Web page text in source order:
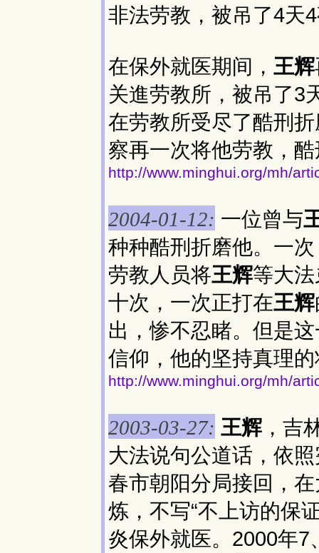
非法劳教，被吊了4天
在保外就医期间， 王辉
关進劳教所，被吊了3
在劳教所受尽了酷刑
察再一次将他劳教，
http://www.minghui.org/mh/
2004-01-12: 一位曾与
种种酷刑折磨他。一
劳教人员将王辉等大
十次，一次正打在王辉
出，惨不忍睹。但是
信仰，他的坚持真理
http://www.minghui.org/mh/
2003-03-27: 王辉 ，吉
大法说句公道话，依
春市朝阳分局接回，
炼，不写“不上访的保
炎保外就医。2000年7